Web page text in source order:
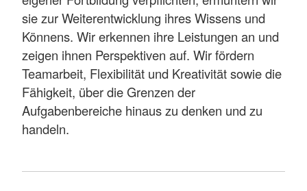
sie zur Weiterentwicklung ihres Wissens und
Könnens. Wir erkennen ihre Leistungen an und
zeigen ihnen Perspektiven auf. Wir fördern
Teamarbeit, Flexibilität und Kreativität sowie die
Fähigkeit, über die Grenzen der
Aufgabenbereiche hinaus zu denken und zu
handeln.